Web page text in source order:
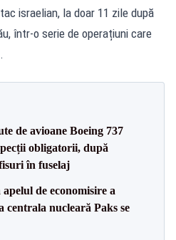
israelian, la doar 11 zile după
într-o serie de operațiuni care
de avioane Boeing 737
obligatorii, după
în fuselaj
de economisire a
centrala nucleară Paks se